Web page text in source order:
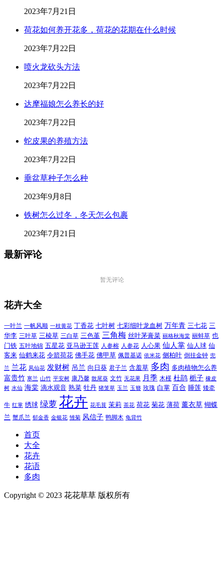
2023年7月21日
荷花如何养开花多，荷花的花期在什么时候
2023年7月22日
喷火龙砍头方法
2023年7月22日
达摩福娘怎么养长的好
2023年7月22日
蛇皮果的养殖方法
2023年7月22日
垂盆草种子怎么种
2023年9月8日
铁树怎么过冬，冬天怎么包裹
2023年7月21日
最新评论
暂无评论
花卉大全
一叶兰 一帆风顺 一枝黄花 丁香花 七叶树 七彩细叶龙血树 万年青 三七花 三
华李 三叶草 三棱草 三白草 三色堇 三角梅 丝叶茅膏菜 丽格秋海棠 丽蚌草 也
门铁 五叶地锦 五星花 亚马逊王莲 人参榕 人参花 人心果 仙人掌 仙人球 仙
客来 仙鹤来花 令箭荷花 佛手花 佛甲草 佩普基诺 依米花 侧柏叶 倒挂金钟 兜
兰 兰花 凤仙花 发财树 吊兰 向日葵 君子兰 含羞草 多肉 多肉植物怎么养
富贵竹 寒兰 山竹 平安树 康乃馨 散尾葵 文竹 无花果 月季 木槿 杜鹃 栀子 橡皮
树 水仙 海棠 滴水观音 熟菜 牡丹 猪笼草 玉兰 玉簪 玫瑰 白掌 百合 睡莲 矮牵
牛 红掌 绣球 绿萝 花卉 花毛茛 茉莉 茶花 荷花 菊花 薄荷 薰衣草 蝴蝶
兰 蟹爪兰 郁金香 金银花 雏菊 风信子 鸭脚木 龟背竹
首页
大全
花卉
花语
多肉
Copyright © 2023 花花草草 版权所有